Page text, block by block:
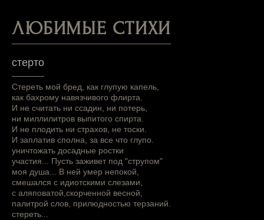
ЛЮБИМЫЕ СТИХИ
стерто
Стереть мой бред, как глупую капель,
как бахрому навязчивого флирта.
И не считать ни ссадин, ни потерь,
ни миллилитров выпитого спирта.
И не плодить ни страхов, не тоски.
И заплатив сполна, за все что глупо.
уничтожать досадные ростки
участия... Пусть заживет под "струпом"
моя душа... В ней умер непокой,
смешался с идиотскими слезами,
с аляповатой,скорченной весной,
палитрой слов, прилюдностью терзаний.
стереть...